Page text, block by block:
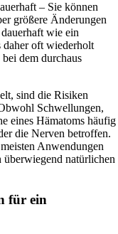
– Sie können
größere Änderungen
wie ein
daher oft wiederholt
dem durchaus
sind die Risiken
Schwellungen,
eines Hämatoms häufig
die Nerven betroffen.
Anwendungen
überwiegend natürlichen
für ein